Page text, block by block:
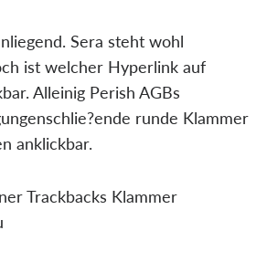
Sera steht wohl
ist welcher Hyperlink auf
Alleinig Perish AGBs
runde Klammer
anklickbar.
Trackbacks Klammer